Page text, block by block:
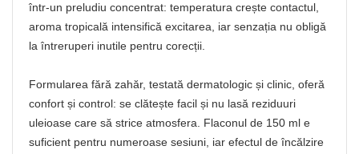
într-un preludiu concentrat: temperatura crește contactul,
aroma tropicală intensifică excitarea, iar senzația nu obligă
la întreruperi inutile pentru corecții.
Formularea fără zahăr, testată dermatologic și clinic, oferă
confort și control: se clătește facil și nu lasă reziduuri
uleioase care să strice atmosfera. Flaconul de 150 ml e
suficient pentru numeroase sesiuni, iar efectul de încălzire